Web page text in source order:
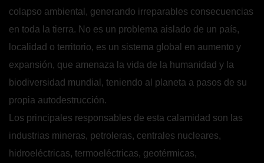
colapso ambiental, generando irreparables consecuencias
en toda la tierra. No es un problema aislado de un país,
localidad o territorio, es un sistema global en aumento y
expansión, que amenaza la vida de la humanidad y la
biodiversidad mundial, teniendo al planeta a pasos de su
propia autodestrucción.
Los principales responsables de esta calamidad son las
industrias mineras, petroleras, centrales nucleares,
hidroeléctricas, termoeléctricas, geotérmicas,